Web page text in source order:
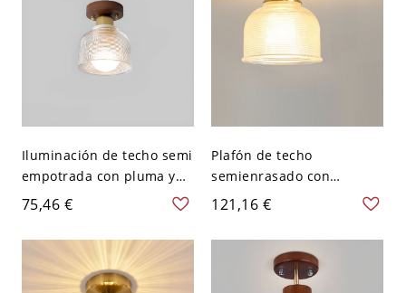
Iluminación de techo semi
empotrada con pluma y
pantalla de vidrio, 110V-
120V
75,46 €
Plafón de techo
semienrasado con
plumaje de plato
contemporáneo,
transparente, 110V-120V
121,16 €